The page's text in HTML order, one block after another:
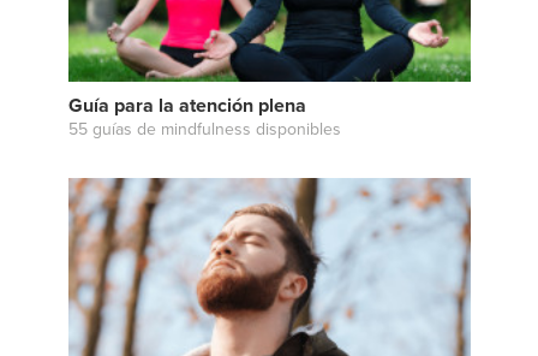
Guía para la atención plena
55 guías de mindfulness disponibles